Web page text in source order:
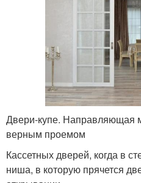
Двери-купе. Направляющая
верным проемом
Кассетных дверей, когда в
ниша, в которую прячется